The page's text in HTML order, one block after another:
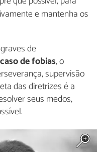
e mantenha os
de
de fobias, o
supervisão
das diretrizes é a
seus medos,